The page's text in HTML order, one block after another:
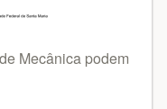
Mecânica podem